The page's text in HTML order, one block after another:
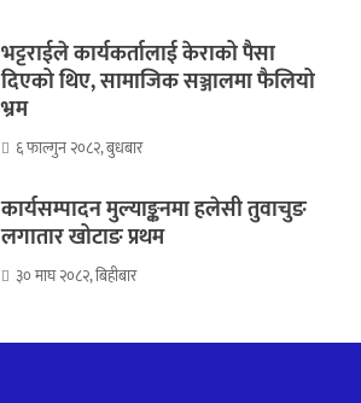
भट्टराईले कार्यकर्तालाई केराको पैसा
दिएको थिए, सामाजिक सञ्जालमा फैलियो
भ्रम
६ फाल्गुन २०८२, बुधबार
कार्यसम्पादन मुल्याङ्कनमा हलेसी तुवाचुङ
लगातार खोटाङ प्रथम
३० माघ २०८२, बिहीबार